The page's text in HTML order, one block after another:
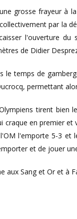
grosse frayeur à
par la
l'ouverture
de Didier
le temps de
permettant
tirent bien
craque en premier
l'emporte 5-3 et
et de jouer
aux Sang et Or et à